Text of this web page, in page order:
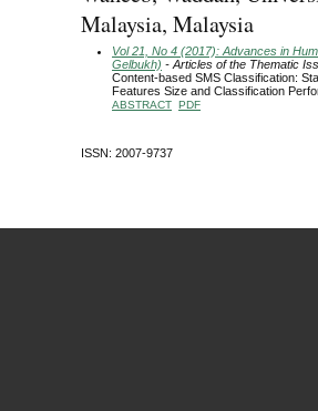
Malaysia, Malaysia
Vol 21, No 4 (2017): Advances in
Gelbukh) - Articles of the Thematic
Content-based SMS Classification:
Features Size and Classification
ABSTRACT PDF
ISSN: 2007-9737